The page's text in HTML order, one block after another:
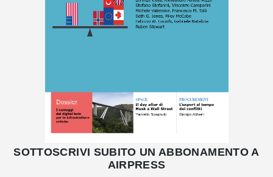
SOTTOSCRIVI SUBITO UN ABBONAMENTO A
AIRPRESS